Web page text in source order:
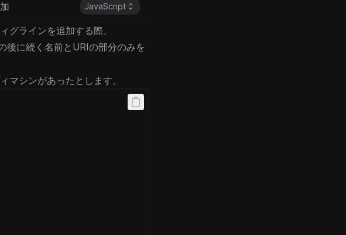
JavaScript
グラインを追加する際、
後に続く名前とURIの部分のみを
マシンがあったとします。